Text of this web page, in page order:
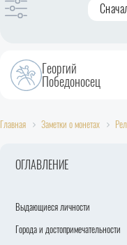
Георгий
Победоносец
Главная Заметки о монетах
ОГЛАВЛЕНИЕ
Выдающиеся личности
Города и достопримечательности